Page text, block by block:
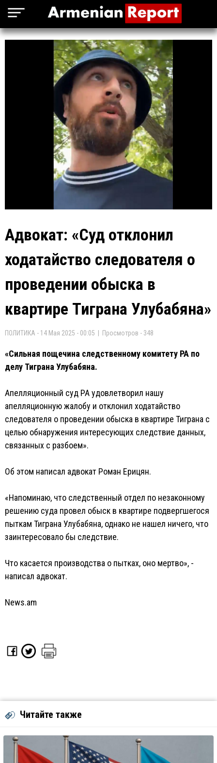
Адвокат: «Суд отклонил
ходатайство следователя о
проведении обыска в
квартире Тиграна Улубабяна»
ПОЛИТИКА - 14 Мая 2025 - 00:05 | Просмотров - 348
«Сильная пощечина следственному комитету РА по
делу Тиграна Улубабяна.
Апелляционный суд РА удовлетворил нашу
апелляционную жалобу и отклонил ходатайство
следователя о проведении обыска в квартире Тиграна с
целью обнаружения интересующих следствие данных,
связанных с разбоем».
Об этом написал адвокат Роман Ерицян.
«Напоминаю, что следственный отдел по незаконному
решению суда провел обыск в квартире подвергшегося
пыткам Тиграна Улубабяна, однако не нашел ничего, что
заинтересовало бы следствие.
Что касается производства о пытках, оно мертво», -
написал адвокат.
News.am
Читайте также